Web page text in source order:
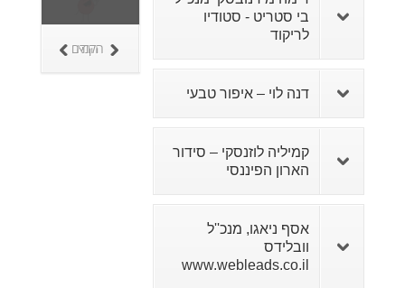
הבא
הקודם
בי סטריט - סטודיו
לריקוד
דנה לוי – איפור טבעי
קמיליה לוזנסקי – סידור
הארון הפיננסי
אסף ניאגו, מנכ''ל
וובלידס
www.webleads.co.il